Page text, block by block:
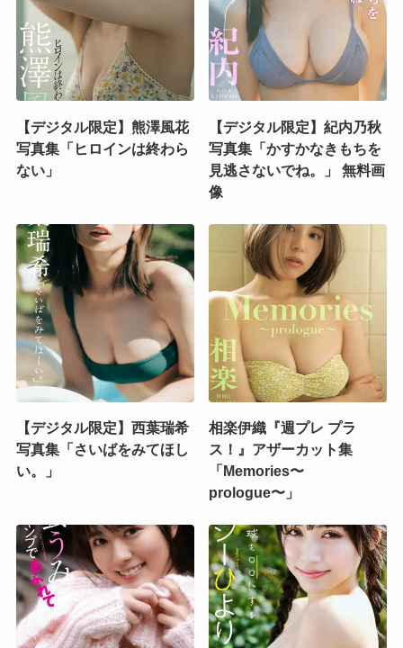
【デジタル限定】熊澤風花
写真集「ヒロインは終わら
ない」
【デジタル限定】紀内乃秋
写真集「かすかなきもちを
見逃さないでね。」 無料画
像
【デジタル限定】西葉瑞希
写真集「さいばをみてほし
い。」
相楽伊織『週プレ プラ
ス！』アザーカット集
「Memories〜
prologue〜」